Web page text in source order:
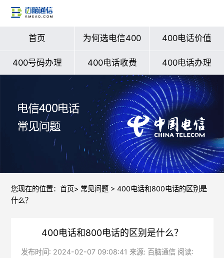
首页 为何选电信400 400电话价值
400号码办理 400电话收费 400电话办理
您现在的位置： 首页> 常见问题> 400电话和800电话的区别是
什么？
400电话和800电话的区别是什么？
发布时间: 2024-02-07 09:08:41 来源: 百脑通信 阅读: